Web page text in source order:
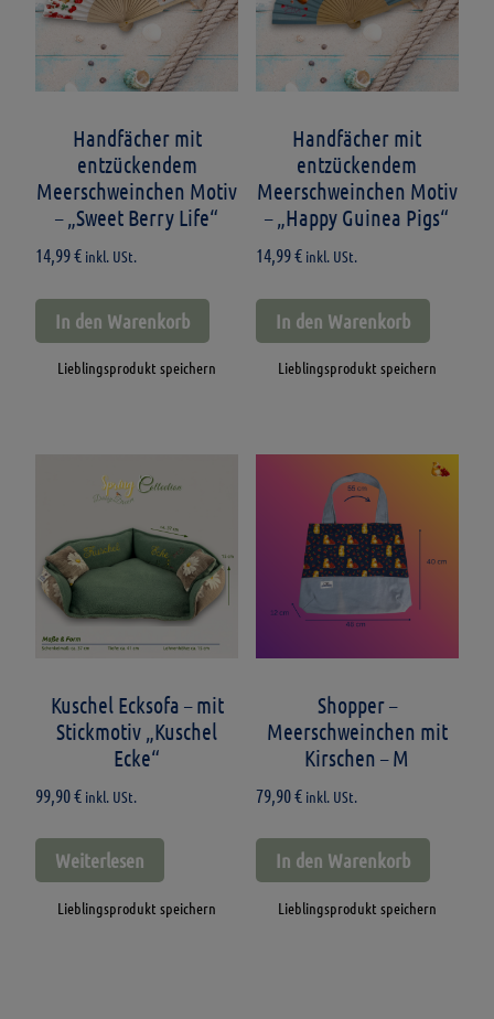
Handfächer mit
entzückendem
Meerschweinchen Motiv
– „Sweet Berry Life“
14,99€ inkl. USt.
In den Warenkorb
Lieblingsprodukt speichern
Handfächer mit
entzückendem
Meerschweinchen Motiv
– „Happy Guinea Pigs“
14,99€ inkl. USt.
In den Warenkorb
Lieblingsprodukt speichern
Kuschel Ecksofa – mit
Stickmotiv „Kuschel
Ecke“
99,90€ inkl. USt.
Weiterlesen
Lieblingsprodukt speichern
Shopper –
Meerschweinchen mit
Kirschen – M
79,90€ inkl. USt.
In den Warenkorb
Lieblingsprodukt speichern